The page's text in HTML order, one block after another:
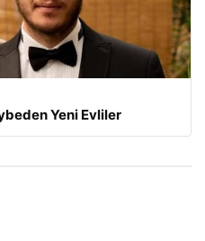
Yeni Evliler